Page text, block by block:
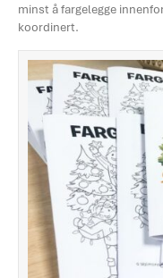
minst å fargelegge
koordinert.